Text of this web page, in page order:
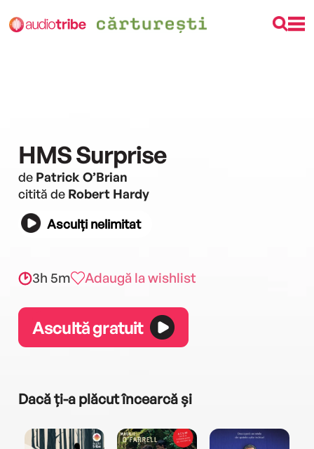
HMS Surprise
de Patrick O’Brian
citită de Robert Hardy
Asculți nelimitat
3h 5m Adaugă la wishlist
Ascultă gratuit
Dacă ți-a plăcut încearcă și